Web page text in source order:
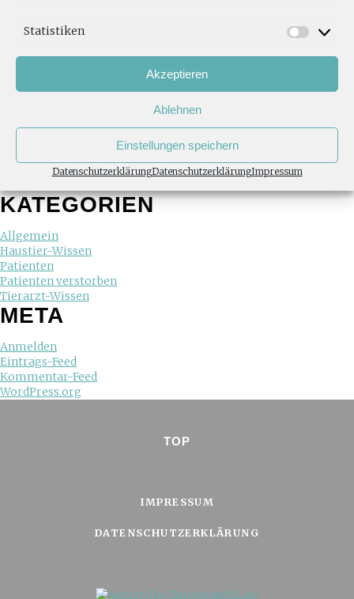
Statistiken
Akzeptieren
Ablehnen
Einstellungen speichern
DatenschutzerklärungDatenschutzerklärungImpressum
August 2018
Februar 2018
November 2017
März 2017
KATEGORIEN
Allgemein
Haustier-Wissen
Patienten
Patienten verstorben
Tierarzt-Wissen
META
Anmelden
Eintrags-Feed
Kommentar-Feed
WordPress.org
TOP
IMPRESSUM
DATENSCHUTZERKLÄRUNG